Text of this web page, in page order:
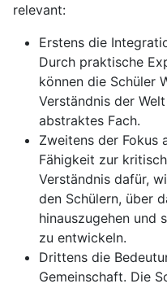
relevant:
Erstens die
Durch praktische
können die Schüler
Verständnis der
abstraktes Fach.
Zweitens der Fokus
Fähigkeit zur
Verständnis dafür,
den Schülern, über
hinauszugehen und
zu entwickeln.
Drittens die
Gemeinschaft. Die